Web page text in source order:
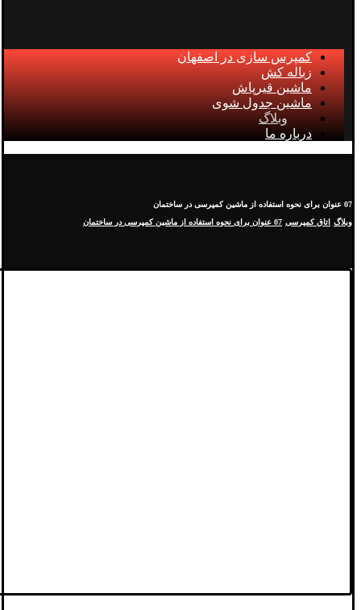
کمپرس سازی در اصفهان
زباله کش
ماشین قیرپاش
ماشین جدول شوی
وبلاگ
درباره ما
07 عنوان برای نحوه استفاده از ماشین کمپرسی در ساختمان
وبلاگ اتاق کمپرسی 07 عنوان برای نحوه استفاده از ماشین کمپرسی در ساختمان